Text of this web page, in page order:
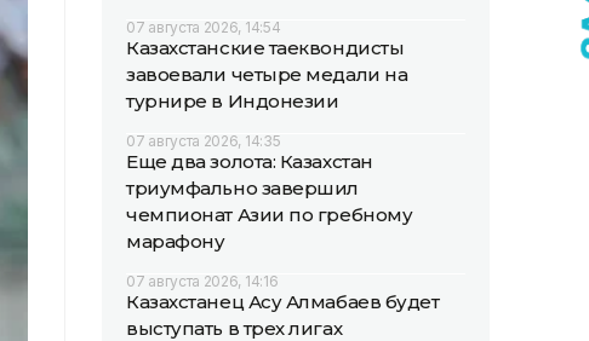
07 августа 2026, 14:54
Казахстанские таеквондисты
завоевали четыре медали на
турнире в Индонезии
07 августа 2026, 14:35
Еще два золота: Казахстан
триумфально завершил
чемпионат Азии по гребному
марафону
07 августа 2026, 14:16
Казахстанец Асу Алмабаев будет
выступать в трех лигах